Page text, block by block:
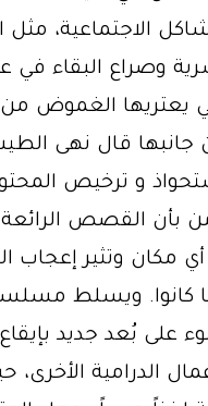
الاجتماعية، مثل
وصراع البقاء في
يعتريها الغموض
جانبها قال نهى
بأن القصص
مكان وتثير إعجاب
كانوا. ويسلط
على بُعد جديد
الدرامية